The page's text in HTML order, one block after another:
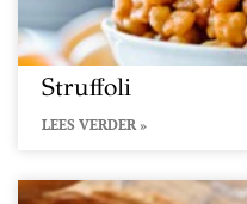
Struffoli
LEES VERDER »